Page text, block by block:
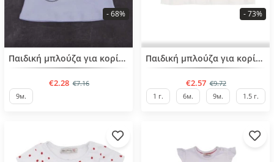
BESTSELLERΠαιδική μπλούζα για κορίτσια από 6 μηνών έως 2 ετών
€2.28 €7.16
- 68%
9м.
BESTSELLERΠαιδική μπλούζα για κορίτσια από 6 μηνών έως 3 ετών
€2.57 €9.72
- 73%
1 г. 6м. 9м. 1.5 г.